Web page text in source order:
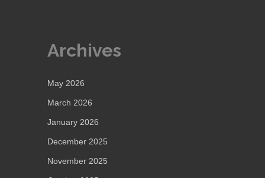
Archives
May 2026
March 2026
January 2026
December 2025
November 2025